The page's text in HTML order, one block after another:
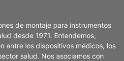
de montaje para instrumentos
desde 1971. Entendemos,
entre los dispositivos médicos, los
salud. Nos asociamos con